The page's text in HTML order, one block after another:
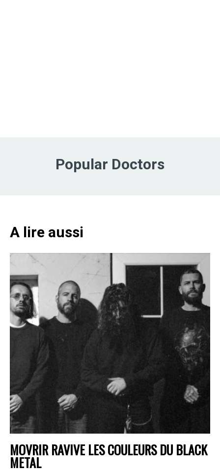
Popular Doctors
A lire aussi
MOVRIR RAVIVE LES COULEURS DU BLACK
METAL